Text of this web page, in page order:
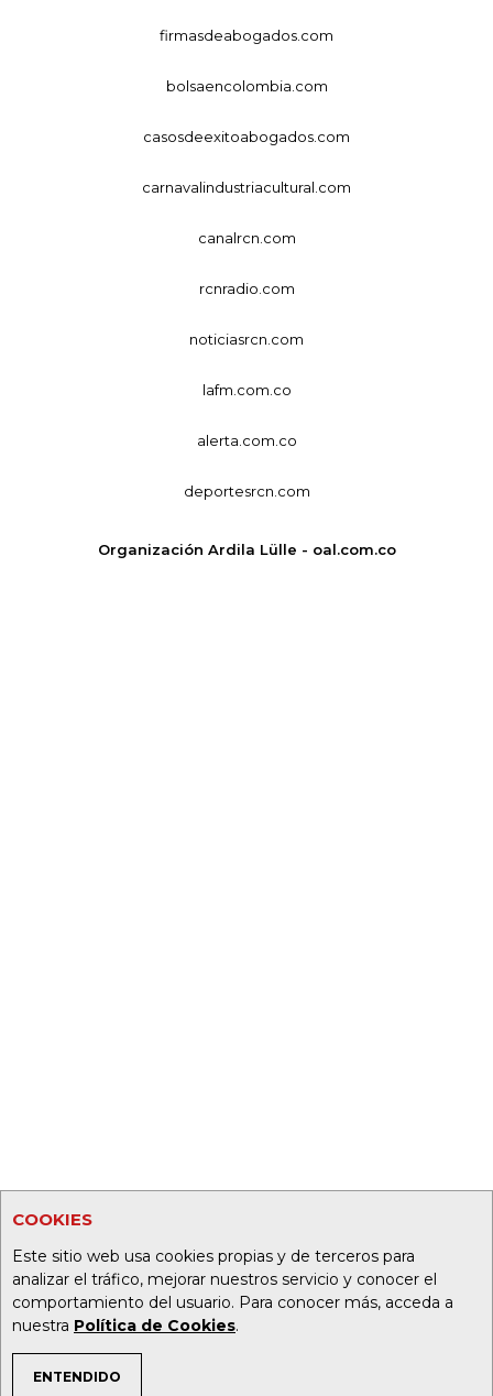
COOKIES
Este sitio web usa cookies propias y de terceros para
analizar el tráfico, mejorar nuestros servicio y conocer el
comportamiento del usuario. Para conocer más, acceda a
nuestra Política de Cookies.
ENTENDIDO
firmasdeabogados.com
bolsaencolombia.com
casosdeexitoabogados.com
carnavalindustriacultural.com
canalrcn.com
rcnradio.com
noticiasrcn.com
lafm.com.co
alerta.com.co
deportesrcn.com
Organización Ardila Lülle - oal.com.co